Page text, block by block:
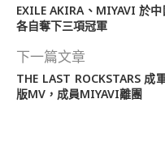
EXILE AKIRA、MIYAVI 於
各自奪下三項冠軍
下一篇文章
THE LAST ROCKSTARS 成
版MV，成員MIYAVI離團